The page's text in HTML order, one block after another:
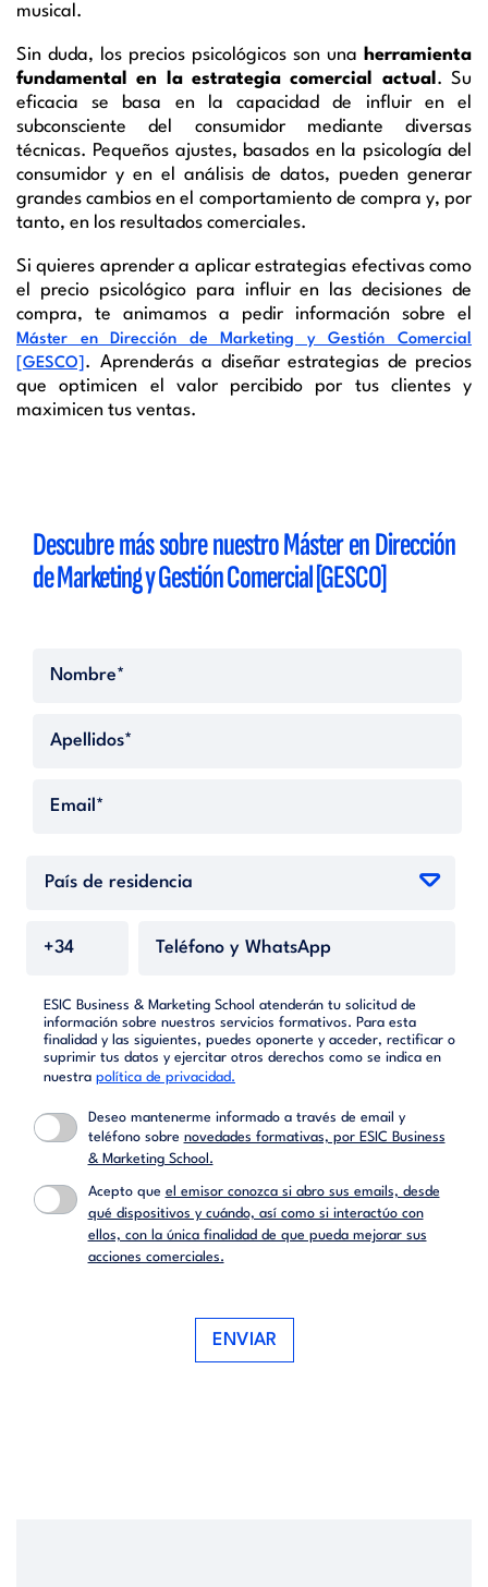
musical.
Sin duda, los precios psicológicos son una herramienta
fundamental en la estrategia comercial actual . Su
eficacia se basa en la capacidad de influir en el
subconsciente del consumidor mediante diversas
técnicas. Pequeños ajustes, basados en la psicología del
consumidor y en el análisis de datos, pueden generar
grandes cambios en el comportamiento de compra y, por
tanto, en los resultados comerciales.
Si quieres aprender a aplicar estrategias efectivas como
el precio psicológico para influir en las decisiones de
compra, te animamos a pedir información sobre el
Máster en Dirección de Marketing y Gestión Comercial
[GESCO] . Aprenderás a diseñar estrategias de precios
que optimicen el valor percibido por tus clientes y
maximicen tus ventas.
Descubre más sobre nuestroMáster en Dirección
de Marketing y Gestión Comercial [GESCO]
ESIC Business & Marketing School atenderán tu solicitud de
información sobre nuestros servicios formativos. Para esta
finalidad y las siguientes, puedes oponerte y acceder, rectificar o
suprimir tus datos y ejercitar otros derechos como se indica en
nuestra política de privacidad.
Deseo mantenerme informado a través de email y
teléfono sobre novedades formativas, por ESIC Business
& Marketing School.
Acepto que el emisor conozca si abro sus emails, desde
qué dispositivos y cuándo, así como si interactúo con
ellos, con la única finalidad de que pueda mejorar sus
acciones comerciales.
ENVIAR